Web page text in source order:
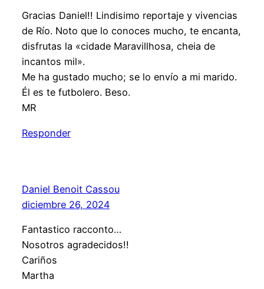
Gracias Daniel!! Lindisimo reportaje y vivencias
de Río. Noto que lo conoces mucho, te encanta,
disfrutas la «cidade Maravillhosa, cheia de
incantos mil».
Me ha gustado mucho; se lo envío a mi marido.
Él es te futbolero. Beso.
MR
Responder
Daniel Benoit Cassou
diciembre 26, 2024
Fantastico racconto…
Nosotros agradecidos!!
Cariños
Martha